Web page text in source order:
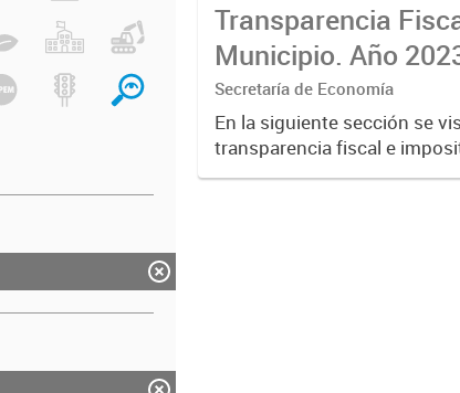
Transparencia
Municipio. Año
Secretaría de Economía
En la siguiente sección se
transparencia fiscal e